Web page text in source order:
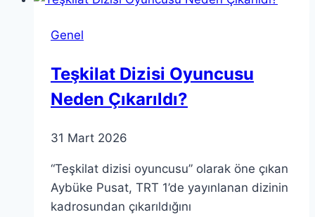
Genel
Teşkilat Dizisi Oyuncusu
Neden Çıkarıldı?
31 Mart 2026
“Teşkilat dizisi oyuncusu” olarak öne çıkan
Aybüke Pusat, TRT 1’de yayınlanan dizinin
kadrosundan çıkarıldığını